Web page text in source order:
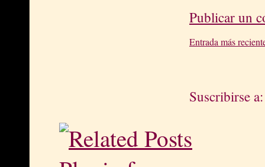
Publicar un
Entrada más
Suscribirse